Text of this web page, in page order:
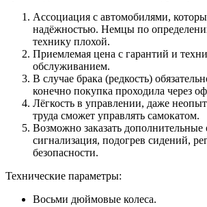
Ассоциация с автомобилями,
надёжностью. Немцы по
технику плохой.
Приемлемая цена с гарантий и
обслуживанием.
В случае брака (редкость)
конечно покупка проходила через
Лёгкость в управлении, даже
труда сможет управлять самокатом.
Возможно заказать дополнительные
сигнализация, подогрев сидений,
безопасности.
Технические параметры:
Восьми дюймовые колеса.